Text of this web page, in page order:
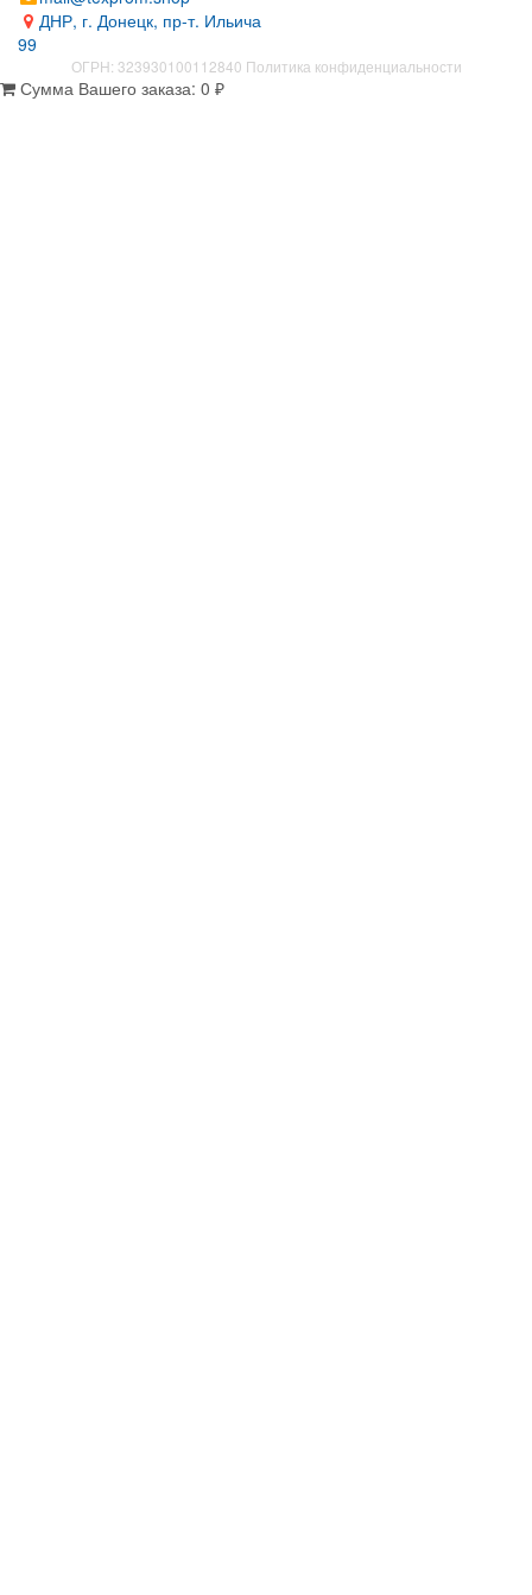
ДНР, г. Донецк, пр-т. Ильича
99
ОГРН: 323930100112840 Политика конфиденциальности
Сумма Вашего заказа: 0 ₽